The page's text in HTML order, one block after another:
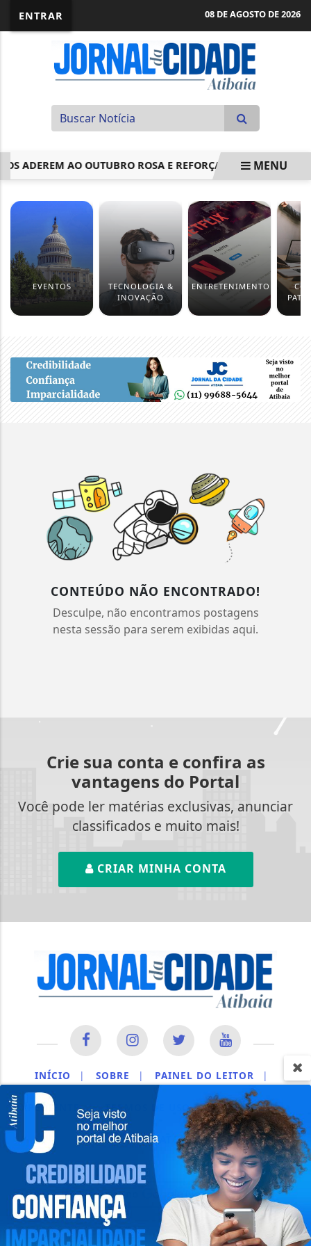
ENTRAR 08 DE AGOSTO DE 2026
ADEREM AO OUTUBRO ROSA E REFORÇAM IMPORTÂNCIA
MENU
EVENTOS
TECNOLOGIA &
INOVAÇÃO
ENTRETENIMENTO
CONTEÚDO NÃO ENCONTRADO!
Desculpe, não encontramos postagens
nesta sessão para serem exibidas aqui.
Crie sua conta e confira as
vantagens do Portal
Você pode ler matérias exclusivas, anunciar
classificados e muito mais!
CRIAR MINHA CONTA
INÍCIO | SOBRE | PAINEL DO LEITOR |
EXPEDIENTE | TERMOS DE USO E PRIVACIDADE |
CONTATO